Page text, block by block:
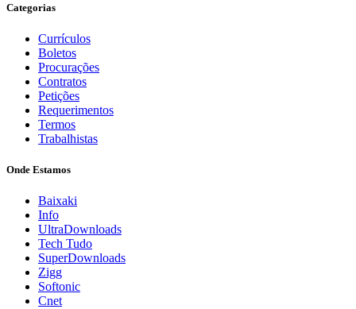
Categorias
Currículos
Boletos
Procurações
Contratos
Petições
Requerimentos
Termos
Trabalhistas
Onde Estamos
Baixaki
Info
UltraDownloads
Tech Tudo
SuperDownloads
Zigg
Softonic
Cnet